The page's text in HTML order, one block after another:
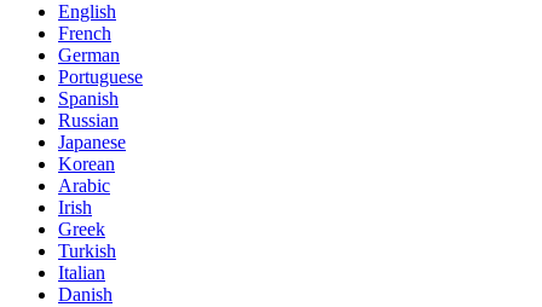
English
French
German
Portuguese
Spanish
Russian
Japanese
Korean
Arabic
Irish
Greek
Turkish
Italian
Danish